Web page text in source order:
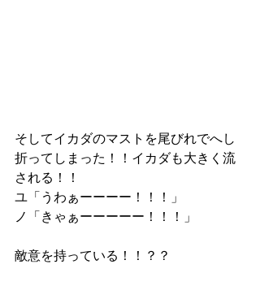
そしてイカダのマストを尾びれでへし
折ってしまった！！イカダも大きく流
される！！
ユ「うわぁーーーー！！！」
ノ「きゃぁーーーーー！！！」
敵意を持っている！！？？